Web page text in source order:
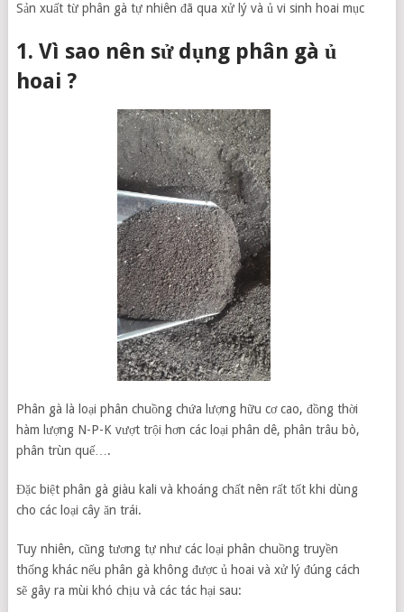
Sản xuất từ phân gà tự nhiên đã qua xử lý và ủ vi sinh hoai mục
1. Vì sao nên sử dụng phân gà ủ
hoai ?
Phân gà là loại phân chuồng chứa lượng hữu cơ cao, đồng thời
hàm lượng N-P-K vượt trội hơn các loại phân dê, phân trâu bò,
phân trùn quế….
Đặc biệt phân gà giàu kali và khoáng chất nên rất tốt khi dùng
cho các loại cây ăn trái.
Tuy nhiên, cũng tương tự như các loại phân chuồng truyền
thống khác nếu phân gà không được ủ hoai và xử lý đúng cách
sẽ gây ra mùi khó chịu và các tác hại sau: